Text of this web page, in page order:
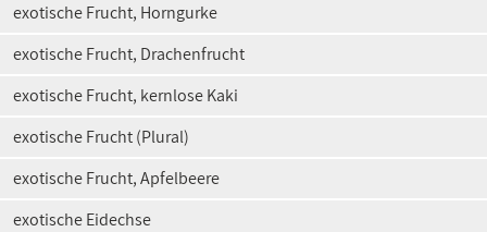
exotische Frucht, Horngurke
exotische Frucht, Drachenfrucht
exotische Frucht, kernlose Kaki
exotische Frucht (Plural)
exotische Frucht, Apfelbeere
exotische Eidechse